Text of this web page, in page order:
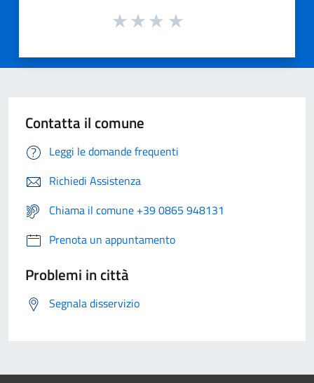
Contatta il comune
Leggi le domande frequenti
Richiedi Assistenza
Chiama il comune +39 0865 948131
Prenota un appuntamento
Problemi in città
Segnala disservizio